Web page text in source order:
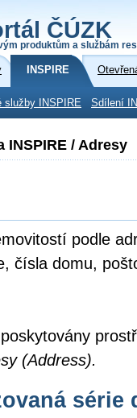
ČÚZK
produktům a službám
INSPIRE
služby INSPIRE Sdílení
INSPIRE / Adresy
podle
čísla domu,
(Address).
série